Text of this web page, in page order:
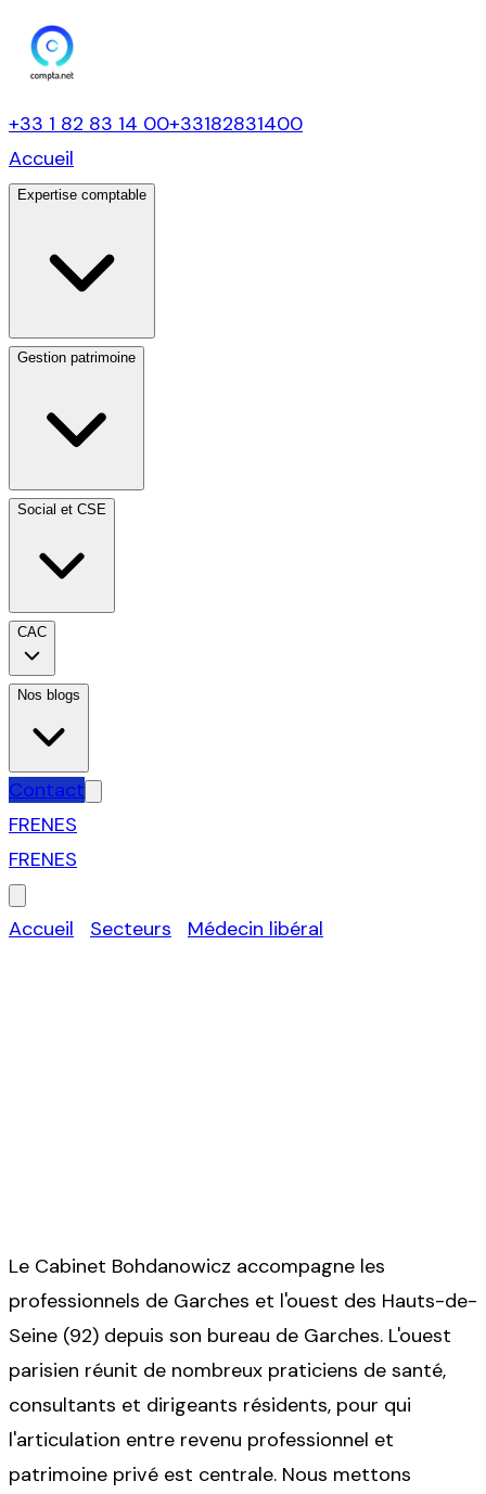
+33 1 82 83 14 00+33182831400
Accueil
Expertise comptable
Gestion patrimoine
Social et CSE
CAC
Nos blogs
Contact
FRENES
FRENES
Accueil Secteurs Médecin libéral
Le Cabinet Bohdanowicz accompagne les
professionnels de Garches et l'ouest des Hauts-de-
Seine (92) depuis son bureau de Garches. L'ouest
parisien réunit de nombreux praticiens de santé,
consultants et dirigeants résidents, pour qui
l'articulation entre revenu professionnel et
patrimoine privé est centrale. Nous mettons